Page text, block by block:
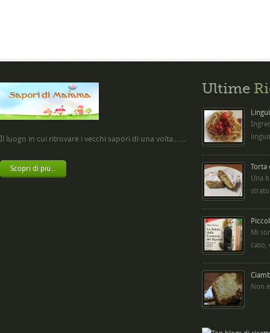
Il luogo in cui ritrovare i vecchi sapori di una volta.......
Scopri di più...
Ultime
Torta
Una
Mi
caso,
Non